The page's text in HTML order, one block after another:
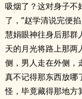
吸烟了？这对身子不
了，”赵学清说完便
慧娟眼神往身后那
天的月光将路上那两
侧，男人走在外侧，
真不记得那东西放哪
怪，毕竟藏得那地方